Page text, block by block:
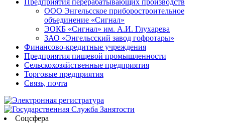
ООО Энгельсское приборостроительное
объединение «Сигнал»
ЭОКБ «Сигнал» им. А.И. Глухарева
ЗАО «Энгельсский завод гофротары»
Финансово-кредитные учреждения
Предприятия пищевой промышленности
Сельскохозяйственные предприятия
Торговые предприятия
Связь, почта
Соцсфера